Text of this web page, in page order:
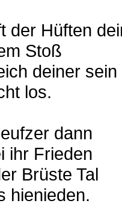
der Hüften
Stoß
deiner sein
los.
dann
ihr Frieden
Brüste Tal
hienieden.